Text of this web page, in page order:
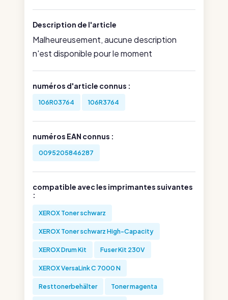
Description de l'article
Malheureusement, aucune description
n'est disponible pour le moment
numéros d'article connus :
106R03764 106R3764
numéros EAN connus :
0095205846287
compatible avec les imprimantes suivantes
:
XEROX Toner schwarz
XEROX Toner schwarz High-Capacity
XEROX Drum Kit Fuser Kit 230V
XEROX VersaLink C 7000 N
Resttonerbehälter Toner magenta